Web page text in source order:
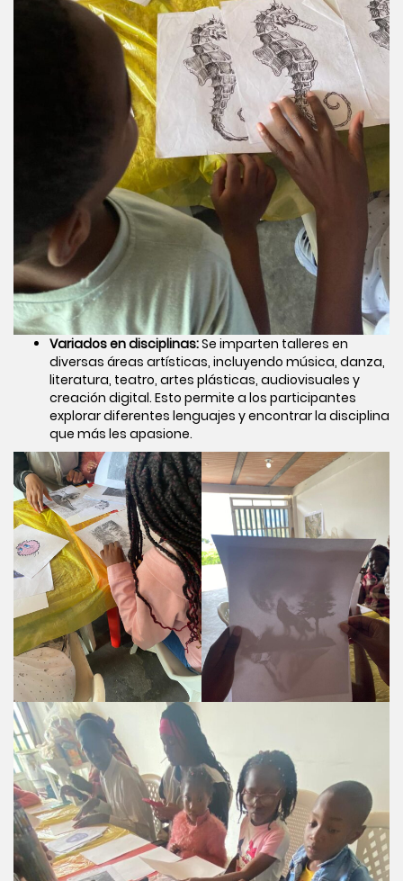
Variados en disciplinas:Se imparten talleres en
diversas áreas artísticas, incluyendo música, danza,
literatura, teatro, artes plásticas, audiovisuales y
creación digital. Esto permite a los participantes
explorar diferentes lenguajes y encontrar la disciplina
que más les apasione.